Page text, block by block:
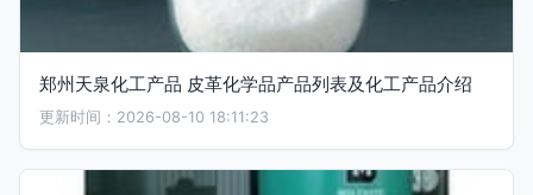
郑州天泉化工产品 皮革化学品产品列表及化工产品介绍
更新时间：2026-08-10 18:11:23